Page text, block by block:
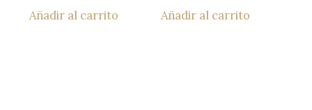
Añadir al carrito Añadir al carrito